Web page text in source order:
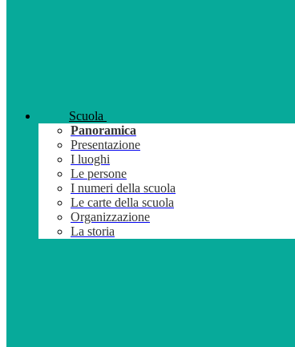
Scuola
Panoramica
Presentazione
I luoghi
Le persone
I numeri della scuola
Le carte della scuola
Organizzazione
La storia